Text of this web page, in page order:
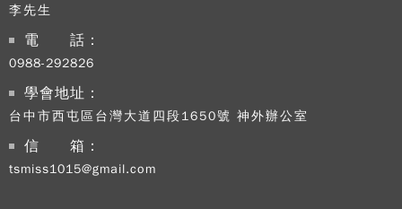
李先生
電 話：
0988-292826
學會地址：
台中市西屯區台灣大道四段1650號 神外辦公室
信 箱：
tsmiss1015@gmail.com